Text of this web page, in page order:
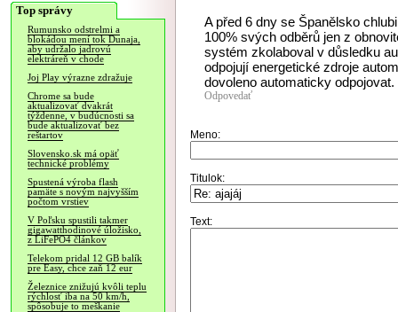
Top správy
Rumunsko odstrelmi a
blokádou mení tok Dunaja,
aby udržalo jadrovú
elektráreň v chode
Joj Play výrazne zdražuje
Chrome sa bude
aktualizovať dvakrát
týždenne, v budúcnosti sa
bude aktualizovať bez
reštartov
Slovensko.sk má opäť
technické problémy
Spustená výroba flash
pamäte s novým najvyšším
počtom vrstiev
V Poľsku spustili takmer
gigawatthodinové úložisko,
z LiFePO4 článkov
Telekom pridal 12 GB balík
pre Easy, chce zaň 12 eur
Železnice znižujú kvôli teplu
rýchlosť iba na 50 km/h,
spôsobuje to meškanie
A před 6 dny se Španělsko
100% svých odběrů jen z
systém zkolaboval v důsledku
odpojují energetické zdroje
dovoleno automaticky odpojovat.
Odpovedať
Meno:
Titulok:
Text: